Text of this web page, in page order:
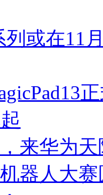
列或在11
来华为
器人大